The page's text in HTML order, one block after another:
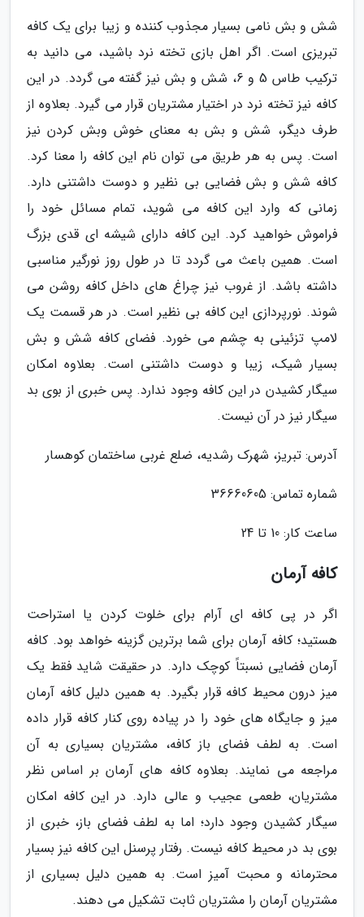
شش و بش نامی بسیار مجذوب کننده و زیبا برای یک کافه
تبریزی است. اگر اهل بازی تخته نرد باشید، می دانید به
ترکیب طاس 5 و 6، شش و بش نیز گفته می گردد. در این
کافه نیز تخته نرد در اختیار مشتریان قرار می گیرد. بعلاوه از
طرف دیگر، شش و بش به معنای خوش وبش کردن نیز
است. پس به هر طریق می توان نام این کافه را معنا کرد.
کافه شش و بش فضایی بی نظیر و دوست داشتنی دارد.
زمانی که وارد این کافه می شوید، تمام مسائل خود را
فراموش خواهید کرد. این کافه دارای شیشه ای قدی بزرگ
است. همین باعث می گردد تا در طول روز نورگیر مناسبی
داشته باشد. از غروب نیز چراغ های داخل کافه روشن می
شوند. نورپردازی این کافه بی نظیر است. در هر قسمت یک
لامپ تزئینی به چشم می خورد. فضای کافه شش و بش
بسیار شیک، زیبا و دوست داشتنی است. بعلاوه امکان
سیگار کشیدن در این کافه وجود ندارد. پس خبری از بوی بد
سیگار نیز در آن نیست.
آدرس: تبریز، شهرک رشدیه، ضلع غربی ساختمان کوهسار
شماره تماس: 36660605
ساعت کار: 10 تا 24
کافه آرمان
اگر در پی کافه ای آرام برای خلوت کردن یا استراحت
هستید؛ کافه آرمان برای شما برترین گزینه خواهد بود. کافه
آرمان فضایی نسبتاً کوچک دارد. در حقیقت شاید فقط یک
میز درون محیط کافه قرار بگیرد. به همین دلیل کافه آرمان
میز و جایگاه های خود را در پیاده روی کنار کافه قرار داده
است. به لطف فضای باز کافه، مشتریان بسیاری به آن
مراجعه می نمایند. بعلاوه کافه های آرمان بر اساس نظر
مشتریان، طعمی عجیب و عالی دارد. در این کافه امکان
سیگار کشیدن وجود دارد؛ اما به لطف فضای باز، خبری از
بوی بد در محیط کافه نیست. رفتار پرسنل این کافه نیز بسیار
محترمانه و محبت آمیز است. به همین دلیل بسیاری از
مشتریان آرمان را مشتریان ثابت تشکیل می دهند.